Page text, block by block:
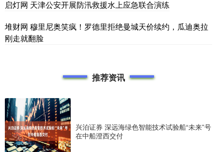
启灯网 天津公安开展防汛救援水上应急联合演练
堆财网 穆里尼奥笑疯！罗德里拒绝曼城天价续约，瓜迪奥拉
刚走就翻脸
推荐资讯
兴泊证券 深远海绿色智能技术试验船“未来”号
在中船澄西交付